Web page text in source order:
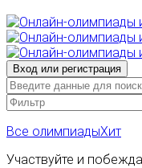
Все олимпиадыХит
Участвуйте и